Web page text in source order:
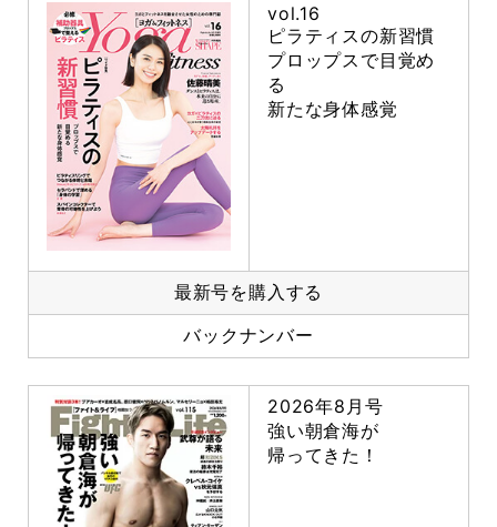
vol.16
ピラティスの新習慣
プロップスで目覚め
る
新たな身体感覚
最新号を購入する
バックナンバー
2026年8月号
強い朝倉海が
帰ってきた！